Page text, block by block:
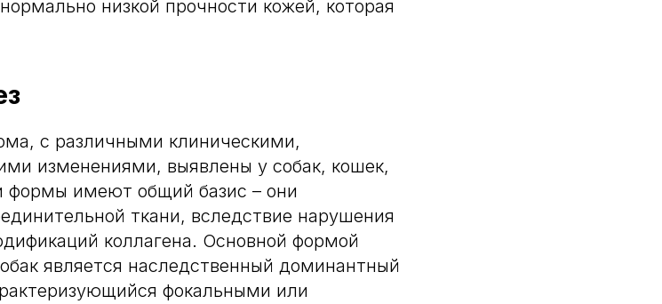
низкой прочности кожей, которая
с различными клиническими,
изменениями, выявлены у собак, кошек,
формы имеют общий базис – они
ткани, вследствие нарушения
коллагена. Основной формой
является наследственный доминантный
фокальными или